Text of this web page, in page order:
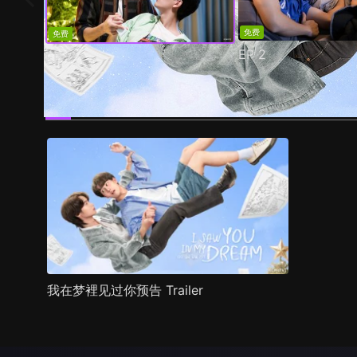
免费
EP1
免费
EP2
剧照 剧情介绍
我在梦裡见过你预告 Trailer